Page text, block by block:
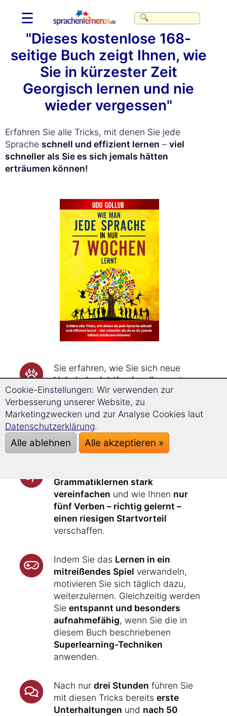
☰
"Dieses kostenlose 168-
seitige Buch zeigt Ihnen, wie
Sie in kürzester Zeit
Georgisch lernen und nie
wieder vergessen"
Erfahren Sie alle Tricks, mit denen Sie jede
Sprache schnell und effizient lernen – viel
schneller als Sie es sich jemals hätten
erträumen können!
Sie erfahren, wie Sie sich neue
Vokabeln richtig einprägen, die
Vokabeln durch Assoziationsketten
bis zu dreimal schneller merken
und sie durch Wiederholungen zum
genau richtigen Zeitpunkt
wieder vergessen.
Grammatiklernen stark
vereinfachen und wie Ihnen nur
fünf Verben – richtig gelernt –
einen riesigen Startvorteil
verschaffen.
Indem Sie das Lernen in ein
mitreißendes Spiel verwandeln,
motivieren Sie sich täglich dazu,
weiterzulernen. Gleichzeitig werden
Sie entspannt und besonders
aufnahmefähig, wenn Sie die in
diesem Buch beschriebenen
Superlearning-Techniken
anwenden.
Nach nur drei Stunden führen Sie
mit diesen Tricks bereits erste
Unterhaltungen und nach 50
Cookie-Einstellungen: Wir verwenden zur
Verbesserung unserer Website, zu
Marketingzwecken und zur Analyse Cookies laut
Datenschutzerklärung.
Alle ablehnen Alle akzeptieren »